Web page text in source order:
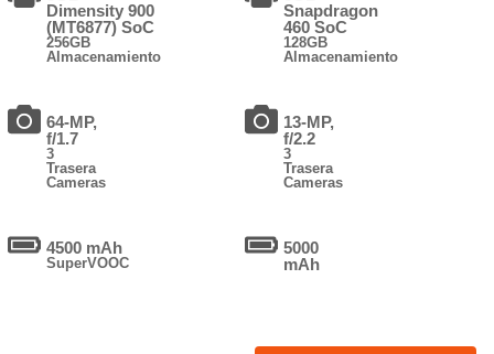
Dimensity 900
(MT6877) SoC
256GB
Almacenamiento
64-MP,
f/1.7
3
Trasera
Cameras
4500 mAh
SuperVOOC
Snapdragon
460 SoC
128GB
Almacenamiento
13-MP,
f/2.2
3
Trasera
Cameras
5000
mAh